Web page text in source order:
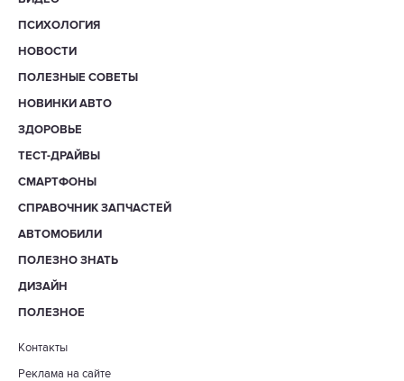
ПСИХОЛОГИЯ
НОВОСТИ
ПОЛЕЗНЫЕ СОВЕТЫ
НОВИНКИ АВТО
ЗДОРОВЬЕ
ТЕСТ-ДРАЙВЫ
СМАРТФОНЫ
СПРАВОЧНИК ЗАПЧАСТЕЙ
АВТОМОБИЛИ
ПОЛЕЗНО ЗНАТЬ
ДИЗАЙН
ПОЛЕЗНОЕ
Контакты
Реклама на сайте